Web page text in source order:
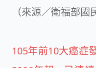
（來源／衛福部國
105年前10大癌症